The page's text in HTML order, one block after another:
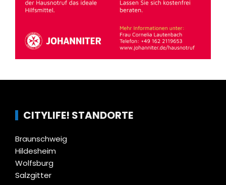
CITYLIFE! STANDORTE
Braunschweig
Hildesheim
Wolfsburg
Salzgitter